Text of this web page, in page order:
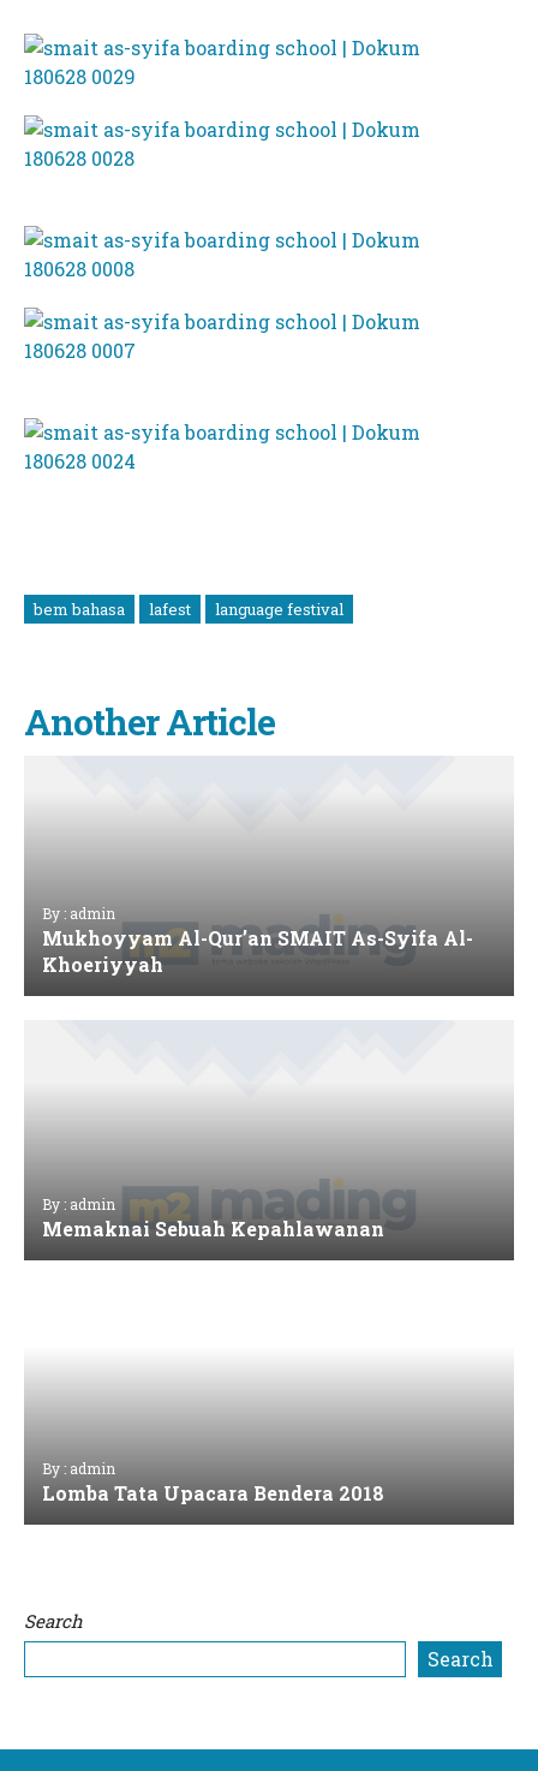
bem bahasa lafest language festival
Another Article
By : admin
Mukhoyyam Al-Qur’an SMAIT As-Syifa Al-
Khoeriyyah
By : admin
Memaknai Sebuah Kepahlawanan
By : admin
Lomba Tata Upacara Bendera 2018
Search
Search